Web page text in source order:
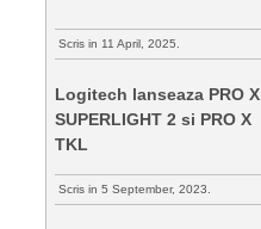
Scris in 11 April, 2025.
Logitech lanseaza PRO X
SUPERLIGHT 2 si PRO X
TKL
Scris in 5 September, 2023.